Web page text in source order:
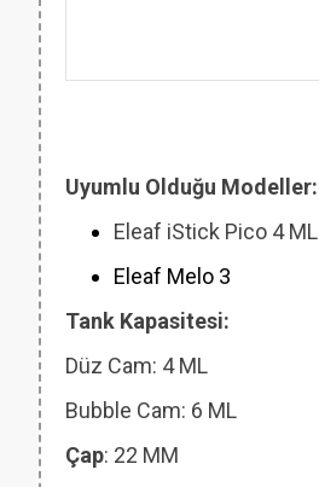
Uyumlu Olduğu Modeller:
Eleaf iStick Pico 4 ML
Eleaf Melo 3
Tank Kapasitesi:
Düz Cam: 4 ML
Bubble Cam: 6 ML
Çap: 22 MM